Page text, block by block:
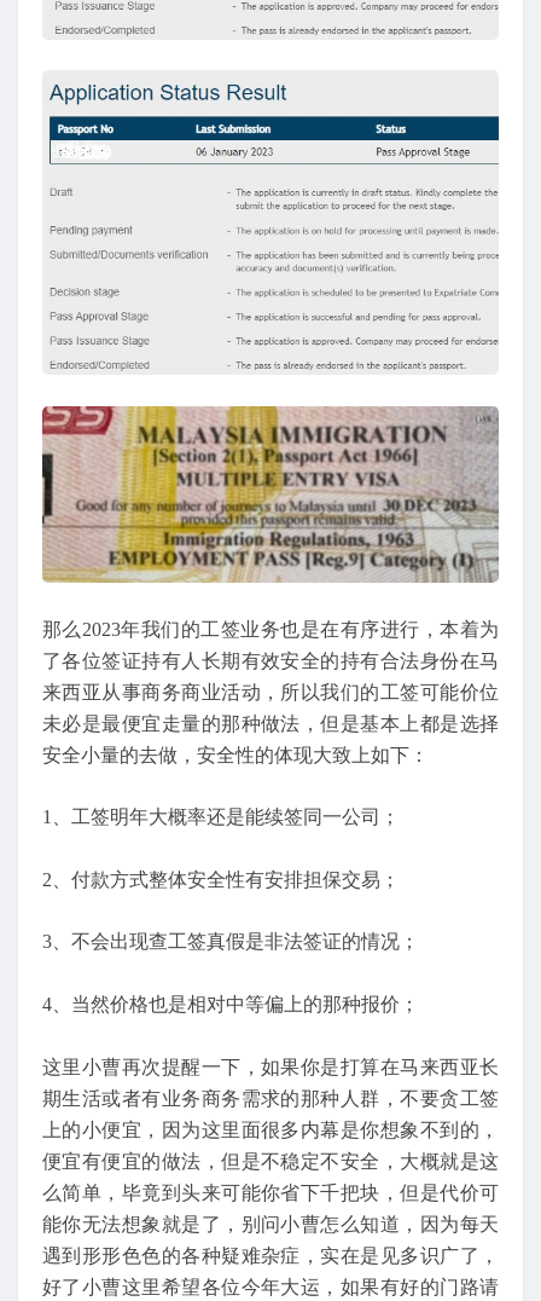
那么2023年我们的工签业务也是在有序进行，本着为
了各位签证持有人长期有效安全的持有合法身份在马
来西亚从事商务商业活动，所以我们的工签可能价位
未必是最便宜走量的那种做法，但是基本上都是选择
安全小量的去做，安全性的体现大致上如下：
1、工签明年大概率还是能续签同一公司；
2、付款方式整体安全性有安排担保交易；
3、不会出现查工签真假是非法签证的情况；
4、当然价格也是相对中等偏上的那种报价；
这里小曹再次提醒一下，如果你是打算在马来西亚长
期生活或者有业务商务需求的那种人群，不要贪工签
上的小便宜，因为这里面很多内幕是你想象不到的，
便宜有便宜的做法，但是不稳定不安全，大概就是这
么简单，毕竟到头来可能你省下千把块，但是代价可
能你无法想象就是了，别问小曹怎么知道，因为每天
遇到形形色色的各种疑难杂症，实在是见多识广了，
好了小曹这里希望各位今年大运，如果有好的门路请